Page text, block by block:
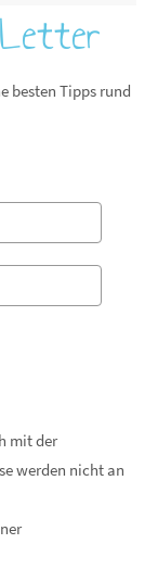
besten Tipps rund
mit der
werden nicht an